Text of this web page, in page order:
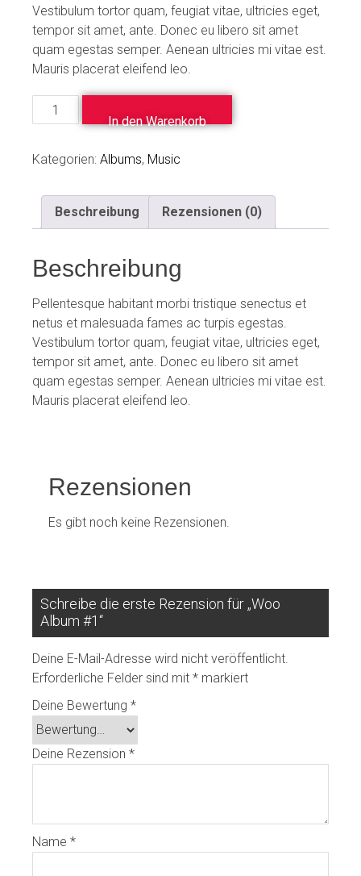
Vestibulum tortor quam, feugiat vitae, ultricies eget,
tempor sit amet, ante. Donec eu libero sit amet
quam egestas semper. Aenean ultricies mi vitae est.
Mauris placerat eleifend leo.
In den Warenkorb
Kategorien: Albums, Music
Beschreibung Rezensionen (0)
Beschreibung
Pellentesque habitant morbi tristique senectus et
netus et malesuada fames ac turpis egestas.
Vestibulum tortor quam, feugiat vitae, ultricies eget,
tempor sit amet, ante. Donec eu libero sit amet
quam egestas semper. Aenean ultricies mi vitae est.
Mauris placerat eleifend leo.
Rezensionen
Es gibt noch keine Rezensionen.
Schreibe die erste Rezension für „Woo
Album #1“
Deine E-Mail-Adresse wird nicht veröffentlicht.
Erforderliche Felder sind mit * markiert
Deine Bewertung *
Deine Rezension *
Name *